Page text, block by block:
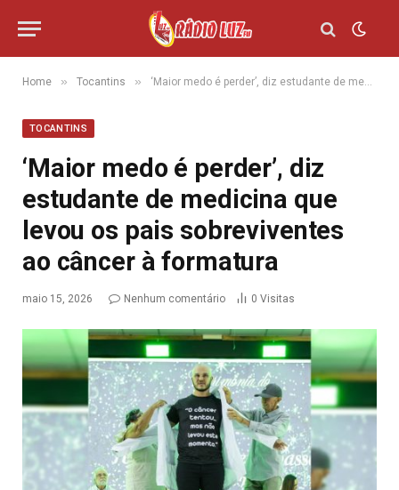
Home » Tocantins » ‘Maior medo é perder’, diz estudante de medicina que levou os pais sobreviventes ao câncer à formatura
TOCANTINS
‘Maior medo é perder’, diz
estudante de medicina que
levou os pais sobreviventes
ao câncer à formatura
maio 15, 2026 Nenhum comentário 0 Visitas